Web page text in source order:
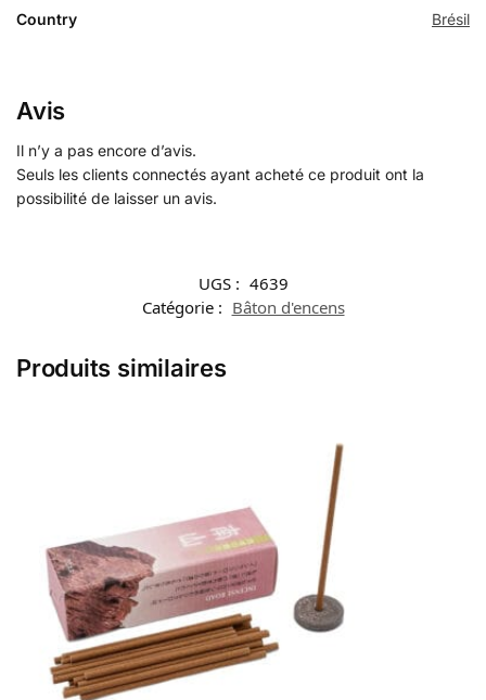
Country Brésil
Avis
Il n’y a pas encore d’avis.
Seuls les clients connectés ayant acheté ce produit ont la
possibilité de laisser un avis.
UGS : 4639
Catégorie : Bâton d'encens
Produits similaires